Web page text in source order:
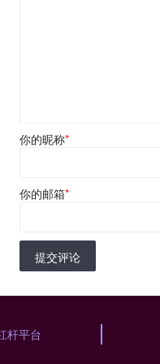
你的昵称*
你的邮箱*
提交评论
杆平台